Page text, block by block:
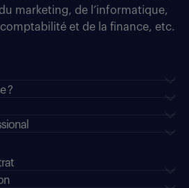
marketing, de l’informatique,
et de la finance, etc.
?